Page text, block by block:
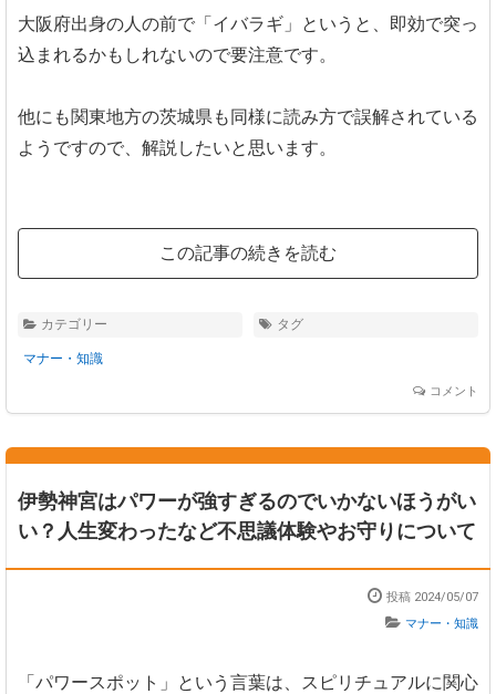
大阪府出身の人の前で「イバラギ」というと、即効で突っ
込まれるかもしれないので要注意です。
他にも関東地方の茨城県も同様に読み方で誤解されている
ようですので、解説したいと思います。
この記事の続きを読む
カテゴリー
マナー・知識
タグ
コメント
伊勢神宮はパワーが強すぎるのでいかないほうがい
い？人生変わったなど不思議体験やお守りについて
投稿 2024/05/07
マナー・知識
「パワースポット」という言葉は、スピリチュアルに関心